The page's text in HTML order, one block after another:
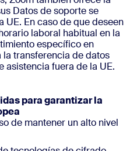
Datos de soporte se
UE. En caso de que deseen
laboral habitual en la
específico en
transferencia de datos
asistencia fuera de la UE.
para garantizar la
de mantener un alto nivel